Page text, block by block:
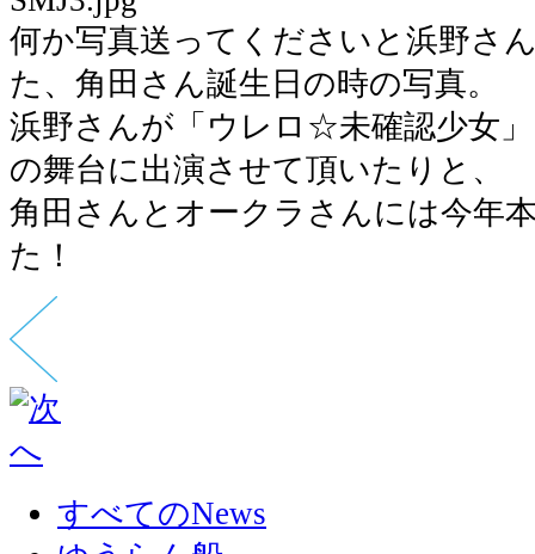
何か写真送ってくださいと浜野さ
た、角田さん誕生日の時の写真。
浜野さんが「ウレロ☆未確認少女
の舞台に出演させて頂いたりと、
角田さんとオークラさんには今年
た！
すべてのNews